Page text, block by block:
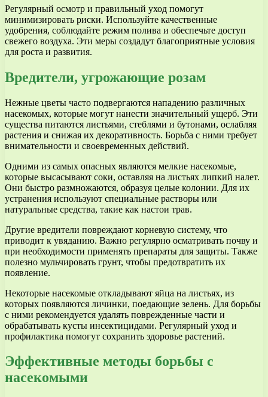
Регулярный осмотр и правильный уход помогут
минимизировать риски. Используйте качественные
удобрения, соблюдайте режим полива и обеспечьте доступ
свежего воздуха. Эти меры создадут благоприятные условия
для роста и развития.
Вредители, угрожающие розам
Нежные цветы часто подвергаются нападению различных
насекомых, которые могут нанести значительный ущерб. Эти
существа питаются листьями, стеблями и бутонами, ослабляя
растения и снижая их декоративность. Борьба с ними требует
внимательности и своевременных действий.
Одними из самых опасных являются мелкие насекомые,
которые высасывают соки, оставляя на листьях липкий налет.
Они быстро размножаются, образуя целые колонии. Для их
устранения используют специальные растворы или
натуральные средства, такие как настои трав.
Другие вредители повреждают корневую систему, что
приводит к увяданию. Важно регулярно осматривать почву и
при необходимости применять препараты для защиты. Также
полезно мульчировать грунт, чтобы предотвратить их
появление.
Некоторые насекомые откладывают яйца на листьях, из
которых появляются личинки, поедающие зелень. Для борьбы
с ними рекомендуется удалять поврежденные части и
обрабатывать кусты инсектицидами. Регулярный уход и
профилактика помогут сохранить здоровье растений.
Эффективные методы борьбы с
насекомыми